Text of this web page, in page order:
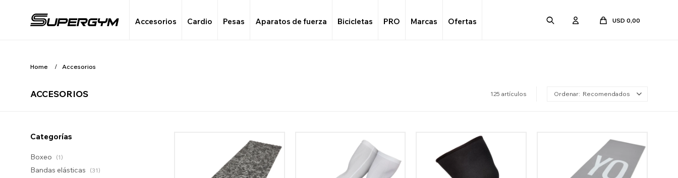
Accesorios Cardio Pesas Aparatos de fuerza Bicicletas PRO Marcas Ofertas USD 0,00
Home Accesorios
ACCESORIOS 125 artículos Recomendados
Categorías
Boxeo (1)
Bandas elásticas (31)